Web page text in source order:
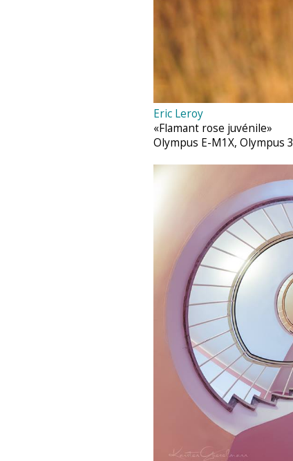
Eric Leroy‎
«Flamant rose juvénile»
Olympus E-M1X, Olympus